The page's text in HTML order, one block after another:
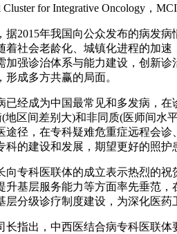
for Integrative Oncology，
年我国向公众发布的病发病
着社会老龄化、城镇化进程的加
加强诊治体系与能力建设，创新
成多方共赢的局面。
成为中国最常见和多发病，在
区间差别大)和非同质(医师间
途径，在专科疑难危重症远程会
的建设和发展，期望更好的照护
科医联体的成立表示热烈的祝
基层服务能力等方面率先垂范
分级诊疗制度建设，为深化医
出，中西医结合病专科医联体